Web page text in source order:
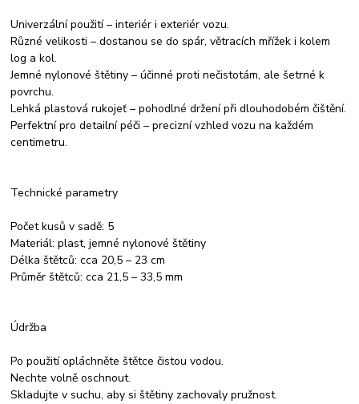
Univerzální použití – interiér i exteriér vozu.
Různé velikosti – dostanou se do spár, větracích mřížek i kolem
log a kol.
Jemné nylonové štětiny – účinné proti nečistotám, ale šetrné k
povrchu.
Lehká plastová rukojeť – pohodlné držení při dlouhodobém čištění.
Perfektní pro detailní péči – precizní vzhled vozu na každém
centimetru.
Technické parametry
Počet kusů v sadě: 5
Materiál: plast, jemné nylonové štětiny
Délka štětců: cca 20,5 – 23 cm
Průměr štětců: cca 21,5 – 33,5 mm
Údržba
Po použití opláchněte štětce čistou vodou.
Nechte volně oschnout.
Skladujte v suchu, aby si štětiny zachovaly pružnost.